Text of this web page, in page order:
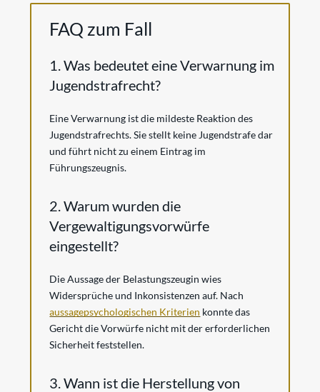
FAQ zum Fall
1. Was bedeutet eine Verwarnung im
Jugendstrafrecht?
Eine Verwarnung ist die mildeste Reaktion des
Jugendstrafrechts. Sie stellt keine Jugendstrafe dar
und führt nicht zu einem Eintrag im
Führungszeugnis.
2. Warum wurden die
Vergewaltigungsvorwürfe
eingestellt?
Die Aussage der Belastungszeugin wies
Widersprüche und Inkonsistenzen auf. Nach
aussagepsychologischen Kriterien konnte das
Gericht die Vorwürfe nicht mit der erforderlichen
Sicherheit feststellen.
3. Wann ist die Herstellung von